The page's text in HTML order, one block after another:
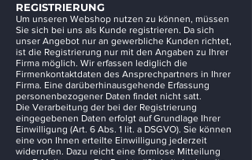
REGISTRIERUNG
Um unseren Webshop nutzen zu können, müssen
Sie sich bei uns als Kunde registrieren. Da sich
unser Angebot nur an gewerbliche Kunden richtet,
ist die Registrierung nur mit den Angaben zu Ihrer
Firma möglich. Wir erfassen lediglich die
Firmenkontaktdaten des Ansprechpartners in Ihrer
Firma. Eine darüberhinausgehende Erfassung
personenbezogener Daten findet nicht satt.
Die Verarbeitung der bei der Registrierung
eingegebenen Daten erfolgt auf Grundlage Ihrer
Einwilligung (Art. 6 Abs. 1 lit. a DSGVO). Sie können
eine von Ihnen erteilte Einwilligung jederzeit
widerrufen. Dazu reicht eine formlose Mitteilung